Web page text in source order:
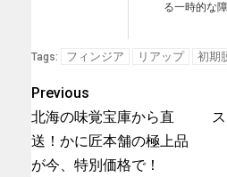
る一時的な
Tags: フィンジア リアップ 初期
Previous
北海の味覚宝庫から直
送！かに匠本舗の極上品
が今、特別価格で！